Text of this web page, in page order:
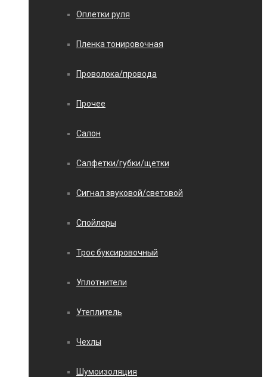
Оплетки руля
Пленка тонировочная
Проволока/провода
Прочее
Салон
Салфетки/губки/щетки
Сигнал звуковой/световой
Спойлеры
Трос буксировочный
Уплотнители
Утеплитель
Чехлы
Шумоизоляция